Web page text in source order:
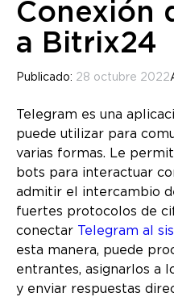
Conexión
a Bitrix24
Publicado: 28 octubre 2022
Telegram es una
puede utilizar para
varias formas. Le
bots para interactuar
admitir el intercambio
fuertes protocolos de
conectar
Telegram al
esta manera, puede
entrantes, asignarlos a
y enviar respuestas